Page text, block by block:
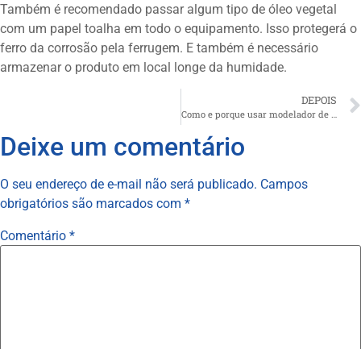
Também é recomendado passar algum tipo de óleo vegetal
com um papel toalha em todo o equipamento. Isso protegerá o
ferro da corrosão pela ferrugem. E também é necessário
armazenar o produto em local longe da humidade.
DEPOIS
Como e porque usar modelador de carne
Deixe um comentário
O seu endereço de e-mail não será publicado. Campos
obrigatórios são marcados com *
Comentário *